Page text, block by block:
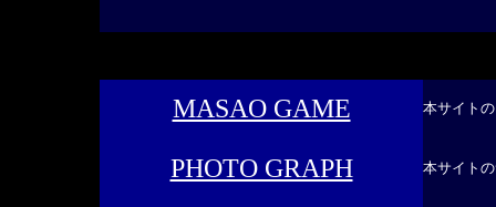
MASAO GAME 本サイト
PHOTO GRAPH 本サイト